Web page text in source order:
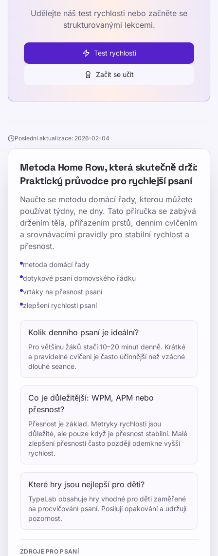
Udělejte náš test rychlosti nebo začněte se
strukturovanými lekcemi.
Test rychlosti
Začít se učit
Poslední aktualizace: 2026-02-04
Metoda Home Row, která skutečně drží:
Praktický průvodce pro rychlejší psaní
Naučte se metodu domácí řady, kterou můžete
používat týdny, ne dny. Tato příručka se zabývá
držením těla, přiřazením prstů, denním cvičením
a srovnávacími pravidly pro stabilní rychlost a
přesnost.
metoda domácí řady
dotykové psaní domovského řádku
vrtáky na přesnost psaní
zlepšení rychlosti psaní
Kolik denního psaní je ideální?
Pro většinu žáků stačí 10–20 minut denně. Krátké
a pravidelné cvičení je často účinnější než vzácné
dlouhé seance.
Co je důležitější: WPM, APM nebo
přesnost?
Přesnost je základ. Metryky rychlosti jsou
důležité, ale pouze když je přesnost stabilní. Malé
zlepšení přesnosti často později odemkne vyšší
rychlost.
Které hry jsou nejlepší pro děti?
TypeLab obsahuje hry vhodné pro děti zaměřené
na procvičování psaní. Posilují opakování a udržují
pozornost.
ZDROJE PRO PSANÍ